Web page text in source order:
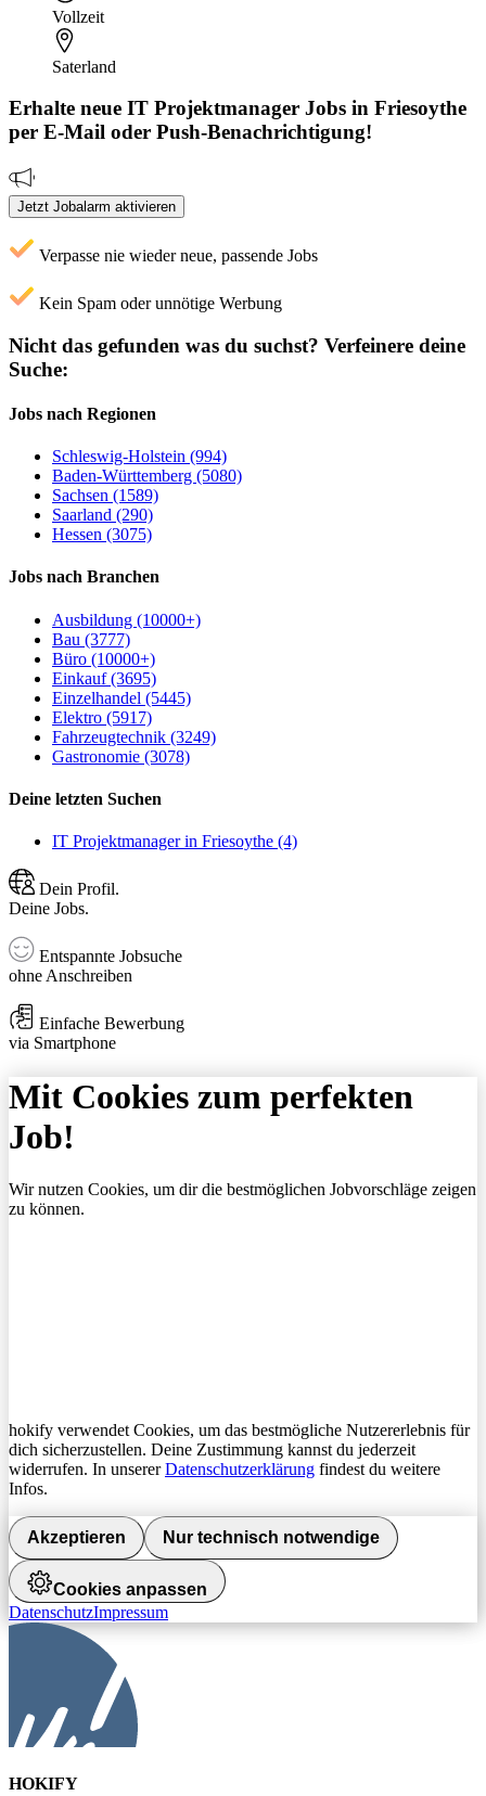
Vollzeit
Saterland
Erhalte neue IT Projektmanager Jobs in Friesoythe
per E-Mail oder Push-Benachrichtigung!
Jetzt Jobalarm aktivieren
Verpasse nie wieder neue, passende Jobs
Kein Spam oder unnötige Werbung
Nicht das gefunden was du suchst? Verfeinere deine
Suche:
Jobs nach Regionen
Schleswig-Holstein (994)
Baden-Württemberg (5080)
Sachsen (1589)
Saarland (290)
Hessen (3075)
Jobs nach Branchen
Ausbildung (10000+)
Bau (3777)
Büro (10000+)
Einkauf (3695)
Einzelhandel (5445)
Elektro (5917)
Fahrzeugtechnik (3249)
Gastronomie (3078)
Deine letzten Suchen
IT Projektmanager in Friesoythe (4)
Dein Profil.
Deine Jobs.
Entspannte Jobsuche
ohne Anschreiben
Einfache Bewerbung
via Smartphone
Mit Cookies zum perfekten
Job!
Wir nutzen Cookies, um dir die bestmöglichen Jobvorschläge zeigen
zu können.
hokify verwendet Cookies, um das bestmögliche Nutzererlebnis für
dich sicherzustellen. Deine Zustimmung kannst du jederzeit
widerrufen. In unsererDatenschutzerklärung findest du weitere
Infos.
Akzeptieren Nur technisch notwendige
Cookies anpassen
DatenschutzImpressum
HOKIFY